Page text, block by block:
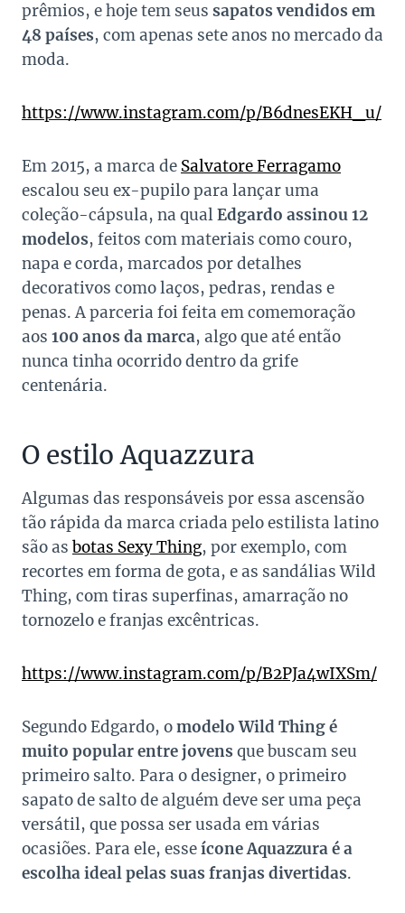
prêmios, e hoje tem seus sapatos vendidos em
48 países, com apenas sete anos no mercado da
moda.
https://www.instagram.com/p/B6dnesEKH_u/
Em 2015, a marca de SalvatoreFerragamo
escalou seu ex-pupilo para lançar uma
coleção-cápsula, na qualEdgardo assinou 12
modelos, feitos com materiais como couro,
napa e corda, marcados por detalhes
decorativos como laços, pedras, rendas e
penas. A parceria foi feita em comemoração
aos 100 anos da marca, algo que até então
nunca tinha ocorrido dentro da grife
centenária.
O estilo Aquazzura
Algumas das responsáveis por essa ascensão
tão rápida da marca criada pelo estilista latino
são as botas Sexy Thing, por exemplo, com
recortes em forma de gota, e as sandálias Wild
Thing, com tiras superfinas, amarração no
tornozelo e franjas excêntricas.
https://www.instagram.com/p/B2PJa4wIXSm/
Segundo Edgardo, omodelo Wild Thing é
muito popular entre jovens que buscam seu
primeiro salto. Para o designer, o primeiro
sapato de salto de alguém deve ser uma peça
versátil, que possa ser usada em várias
ocasiões. Para ele, esseícone Aquazzura é a
escolha ideal pelas suas franjas divertidas.